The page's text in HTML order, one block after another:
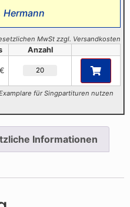
Hermann
MwSt zzgl. Versandkosten
Anzahl
für Singpartituren nutzen
Informationen